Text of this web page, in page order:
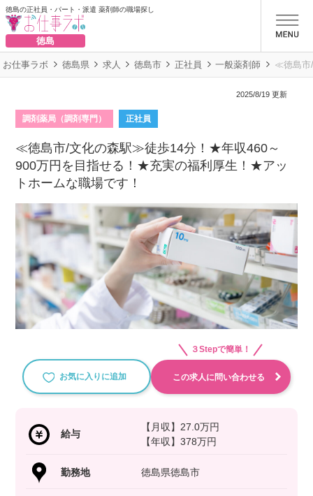
徳島の正社員・パート・派遣 薬剤師の職場探し
徳島
お仕事ラボ 徳島県 求人 徳島市 正社員 一般薬剤師 ≪徳島市
2025/8/19 更新
調剤薬局（調剤専門） 正社員
≪徳島市/文化の森駅≫徒歩14分！★年収460～
900万円を目指せる！★充実の福利厚生！★アッ
トホームな職場です！
お気に入りに追加
３Stepで簡単！
この求人に問い合わせる
給与
【月収】27.0万円
【年収】378万円
勤務地 徳島県徳島市